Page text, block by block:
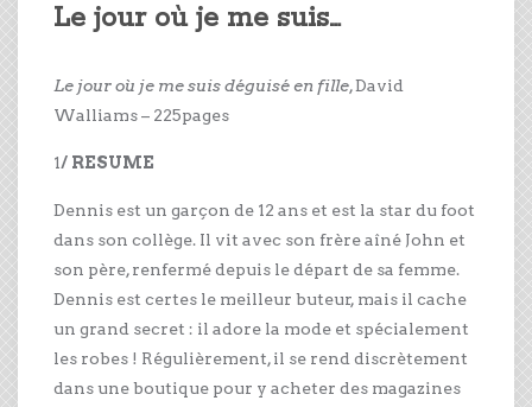
Le jour où je me suis…
Le jour où je me suis déguisé en fille, David
Walliams – 225pages
1/ RESUME
Dennis est un garçon de 12 ans et est la star du foot
dans son collège. Il vit avec son frère aîné John et
son père, renfermé depuis le départ de sa femme.
Dennis est certes le meilleur buteur, mais il cache
un grand secret : il adore la mode et spécialement
les robes ! Régulièrement, il se rend discrètement
dans une boutique pour y acheter des magazines